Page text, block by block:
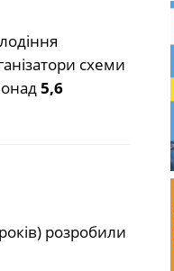
схеми
5,6
розробили